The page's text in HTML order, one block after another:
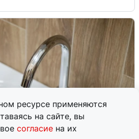
ресурсе применяются
на сайте, вы
согласие на их